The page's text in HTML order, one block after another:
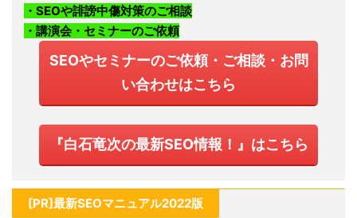
・SEOや誹謗中傷対策のご相談
・講演会・セミナーのご依頼
SEOやセミナーのご依頼・ご相談・お問
い合わせはこちら
『白石竜次の最新SEO情報！』はこちら
[PR]最新SEOマニュアル2022版